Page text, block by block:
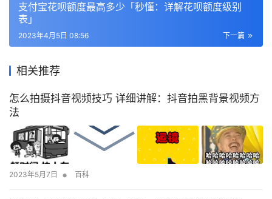
支付宝花呗额度最高多少「秒懂：详解花呗额度级别
表」
下一篇
2023年4月5日 08:56
相关推荐
怎么拍摄抖音视频技巧 详细讲解：抖音拍黑背景视频方
法
2023年5月7日 • 百科